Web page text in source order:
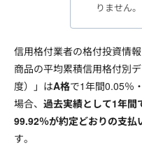
りません。
信用格付業者の格付投資情
商品の平均累積信用格付別
度）」はA格で1年間0.05％
場合、 過去実績として1年間
99.92％が約定どおりの支払
す。